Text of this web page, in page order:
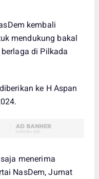
kembali
mendukung bakal
di Pilkada
ke H Aspan
menerima
NasDem, Jumat